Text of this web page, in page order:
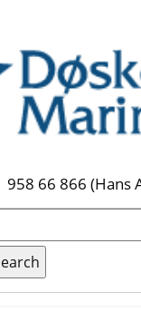
958 66 866 (Hans